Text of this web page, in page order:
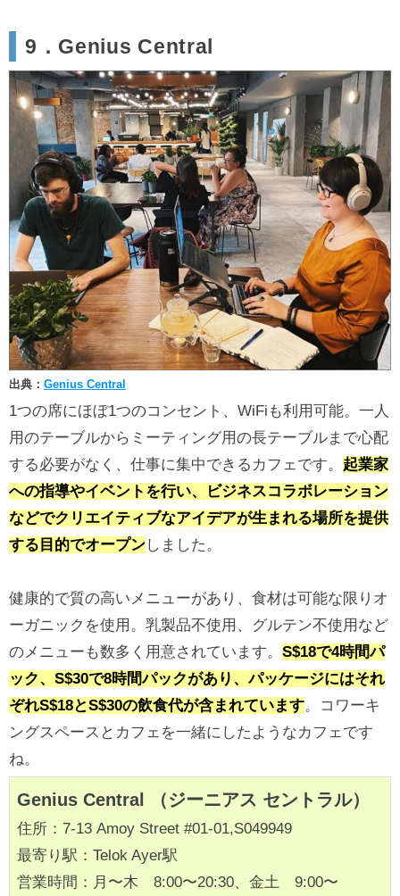
9．Genius Central
出典： Genius Central
1つの席にほぼ1つのコンセント、WiFiも利用可能。一人
用のテーブルからミーティング用の長テーブルまで心配
する必要がなく、仕事に集中できるカフェです。 起業家
への指導やイベントを行い、ビジネスコラボレーション
などでクリエイティブなアイデアが生まれる場所を提供
する目的でオープンしました。
健康的で質の高いメニューがあり、食材は可能な限りオ
ーガニックを使用。乳製品不使用、グルテン不使用など
のメニューも数多く用意されています。 S$18で4時間パ
ック、S$30で8時間パックがあり、パッケージにはそれ
ぞれS$18とS$30の飲食代が含まれています。コワーキ
ングスペースとカフェを一緒にしたようなカフェです
ね。
Genius Central （ジーニアス セントラル）
住所：7-13 Amoy Street #01-01,S049949
最寄り駅：Telok Ayer駅
営業時間：月〜木 8:00〜20:30、金土 9:00〜